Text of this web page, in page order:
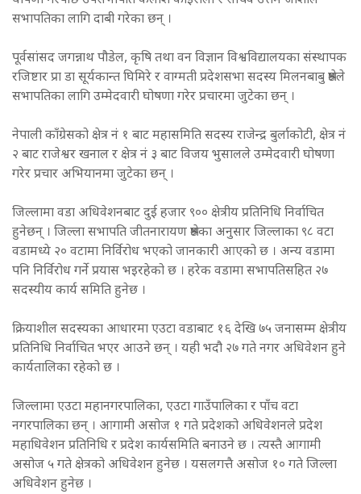
सभापतिका लागि दाबी गरेका छन् ।
पूर्वसांसद जगन्नाथ पौडेल, कृषि तथा वन विज्ञान विश्वविद्यालयका संस्थापक
रजिष्टार प्रा डा सूर्यकान्त घिमिरे र वाग्मती प्रदेशसभा सदस्य मिलनबाबु श्रेष्ठले
सभापतिका लागि उम्मेदवारी घोषणा गरेर प्रचारमा जुटेका छन् ।
नेपाली काँग्रेसको क्षेत्र नं १ बाट महासमिति सदस्य राजेन्द्र बुर्लाकोटी, क्षेत्र नं
२ बाट राजेश्वर खनाल र क्षेत्र नं ३ बाट विजय भुसालले उम्मेदवारी घोषणा
गरेर प्रचार अभियानमा जुटेका छन् ।
जिल्लामा वडा अधिवेशनबाट दुई हजार ९०० क्षेत्रीय प्रतिनिधि निर्वाचित
हुनेछन् । जिल्ला सभापति जीतनारायण श्रेष्ठका अनुसार जिल्लाका ९८ वटा
वडामध्ये २० वटामा निर्विरोध भएको जानकारी आएको छ । अन्य वडामा
पनि निर्विरोध गर्ने प्रयास भइरहेको छ । हरेक वडामा सभापतिसहित २७
सदस्यीय कार्य समिति हुनेछ ।
क्रियाशील सदस्यका आधारमा एउटा वडाबाट १६ देखि ७५ जनासम्म क्षेत्रीय
प्रतिनिधि निर्वाचित भएर आउने छन् । यही भदौ २७ गते नगर अधिवेशन हुने
कार्यतालिका रहेको छ ।
जिल्लामा एउटा महानगरपालिका, एउटा गाउँपालिका र पाँच वटा
नगरपालिका छन् । आगामी असोज १ गते प्रदेशको अधिवेशनले प्रदेश
महाधिवेशन प्रतिनिधि र प्रदेश कार्यसमिति बनाउने छ । त्यस्तै आगामी
असोज ५ गते क्षेत्रको अधिवेशन हुनेछ । यसलगत्तै असोज १० गते जिल्ला
अधिवेशन हुनेछ ।